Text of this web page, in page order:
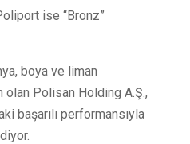
ise “Bronz”
boya ve liman
Polisan Holding A.Ş.,
başarılı performansıyla